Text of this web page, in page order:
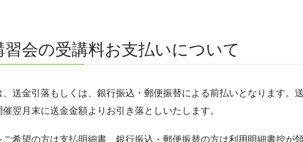
習会の受講料お支払いについて
、送金引落もしくは、銀行振込・郵便振替による前払いとなります。
翌月末に送金金額よりお引き落としいたします。
ご希望の方は支払明細書、銀行振込・郵便振替の方は利用明細書控が